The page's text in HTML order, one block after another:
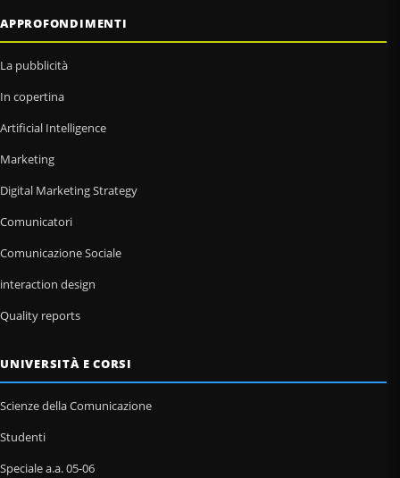
APPROFONDIMENTI
La pubblicità
In copertina
Artificial Intelligence
Marketing
Digital Marketing Strategy
Comunicatori
Comunicazione Sociale
interaction design
Quality reports
UNIVERSITÀ E CORSI
Scienze della Comunicazione
Studenti
Speciale a.a. 05-06